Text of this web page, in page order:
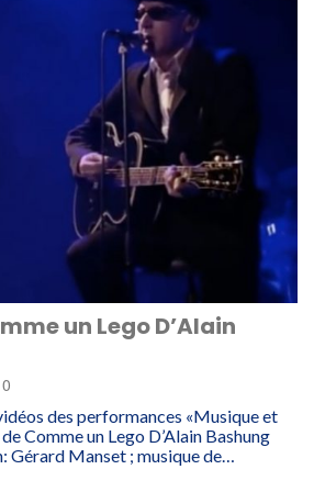
un Lego D’Alain
0
des performances «Musique et
Comme un Lego D’Alain Bashung
Gérard Manset ; musique de…